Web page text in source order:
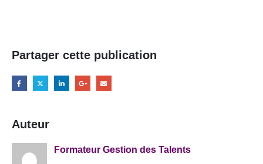
Partager cette publication
Auteur
Formateur Gestion des Talents